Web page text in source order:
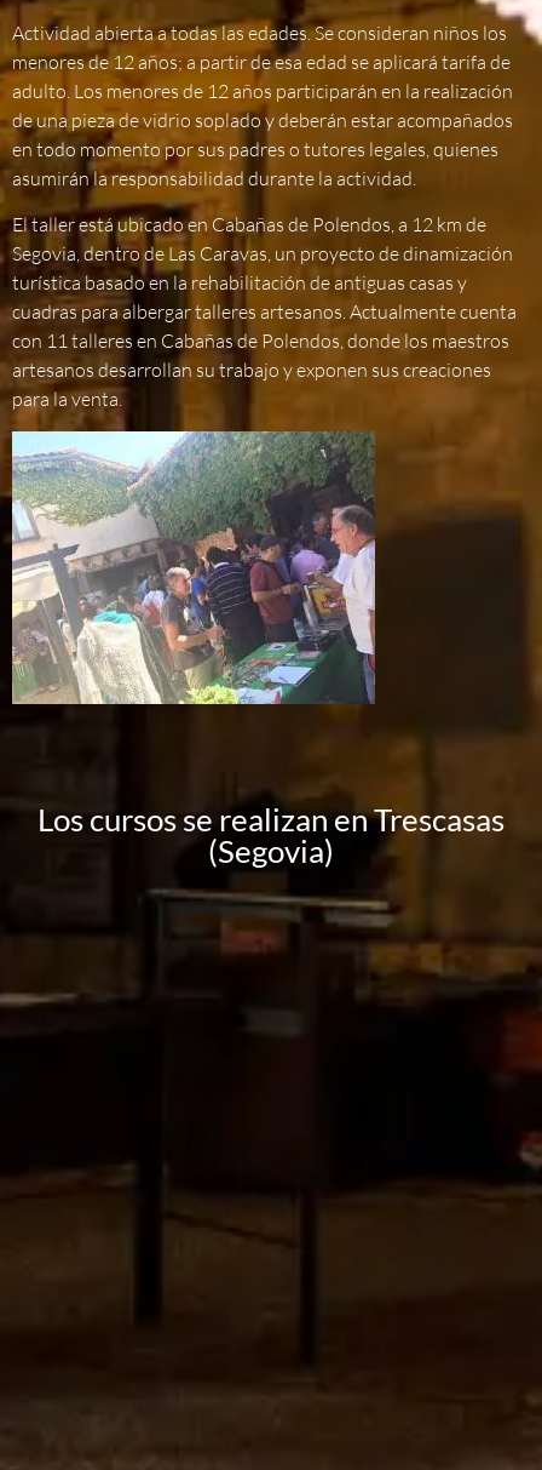
Actividad abierta a todas las edades. Se consideran niños los
menores de 12 años; a partir de esa edad se aplicará tarifa de
adulto. Los menores de 12 años participarán en la realización
de una pieza de vidrio soplado y deberán estar acompañados
en todo momento por sus padres o tutores legales, quienes
asumirán la responsabilidad durante la actividad.
El taller está ubicado en Cabañas de Polendos, a 12 km de
Segovia, dentro de Las Caravas, un proyecto de dinamización
turística basado en la rehabilitación de antiguas casas y
cuadras para albergar talleres artesanos. Actualmente cuenta
con 11 talleres en Cabañas de Polendos, donde los maestros
artesanos desarrollan su trabajo y exponen sus creaciones
para la venta.
Los cursos se realizan en Trescasas
(Segovia)